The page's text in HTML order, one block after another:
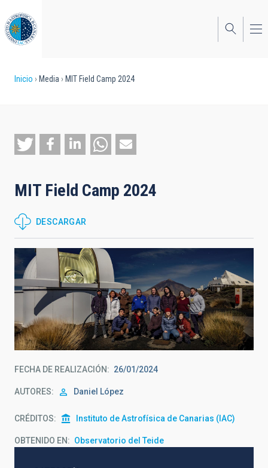
al
contenido
principal
Sobrescribir
ayuda
la
navegación
Inicio Media MIT Field Camp 2024
MIT Field Camp 2024
DESCARGAR
FECHA DE REALIZACIÓN 26/01/2024
AUTORES Daniel López
CRÉDITOS Instituto de Astrofísica de Canarias (IAC)
OBTENIDO EN Observatorio del Teide